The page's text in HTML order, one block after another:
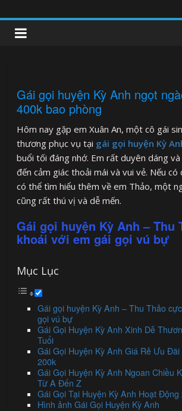
to
content
Gái gọi huyện Kỳ Anh ngọt
400k bao phòng
Hôm nay gặp em Xuân An, một cô gái
thương phục vụ tại gái gọi huyện Kỳ
buổi tối đáng nhớ. Em rất duyên dáng
đến cảm giác thoải mái và vui vẻ. Nếu
có thể tìm hiểu thêm về em Thảo, một
cũng rất thú vị và dễ mến.
Gái gọi huyện Kỳ Anh – Thu
khoái với em gái gọi vú bự
Mục Lục
Gái gọi huyện Kỳ Anh – Thu Thảo
gọi vú bự
Gái Gọi Huyện Kỳ Anh Xinh Dễ
Tuổi
Gái Gọi Huyện Kỳ Anh Giá Rẻ Ưu
200k
Gái Gọi Huyện Kỳ Anh Ngoan Chiều
Từ A Đến Z
Gái Gọi Tại Huyện Kỳ Anh Hoạt Động
Hình ảnh Gái Gọi Huyện Kỳ Anh